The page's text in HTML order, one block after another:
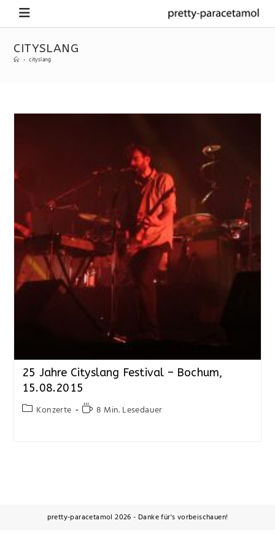
CITYSLANG
- cityslang
25 Jahre Cityslang Festival – Bochum,
15.08.2015
Konzerte 8 Min. Lesedauer
pretty-paracetamol 2026 - Danke für's vorbeischauen!